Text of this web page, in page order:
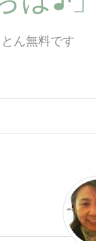
ん無料です